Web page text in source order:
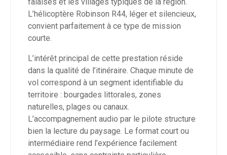
L’hélicoptère Robinson R44, léger et silencieux,
convient parfaitement à ce type de mission
courte.
L’intérêt principal de cette prestation réside
dans la qualité de l’itinéraire. Chaque minute de
vol correspond à un segment identifiable du
territoire : bourgades littorales, zones
naturelles, plages ou canaux.
L’accompagnement audio par le pilote structure
bien la lecture du paysage. Le format court ou
intermédiaire rend l’expérience facilement